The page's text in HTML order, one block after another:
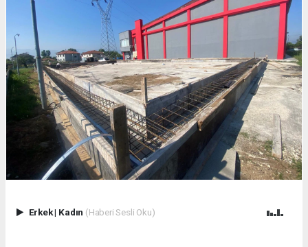
Erkek| Kadın (Haberi Sesli Oku)